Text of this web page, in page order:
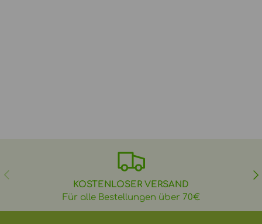
VORHERIGE
KOSTENLOSER VERSAND
Für alle Bestellungen über 70€